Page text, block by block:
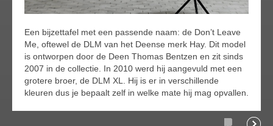
Een bijzettafel met een passende naam: de Don’t Leave
Me, oftewel de DLM van het Deense merk Hay. Dit model
is ontworpen door de Deen Thomas Bentzen en zit sinds
2007 in de collectie. In 2010 werd hij aangevuld met een
grotere broer, de DLM XL. Hij is er in verschillende
kleuren dus je bepaalt zelf in welke mate hij mag opvallen.